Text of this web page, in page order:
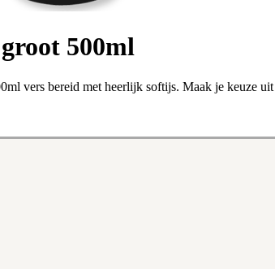
500ml
vers bereid met heerlijk softijs. Maak je keuze